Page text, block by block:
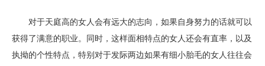
对于天庭高的女人会有远大的志向，如果自身努力的话就可以
获得了满意的职业。同时，这样面相特点的女人还会有直率，以及
执拗的个性特点，特别对于发际两边如果有细小胎毛的女人往往会